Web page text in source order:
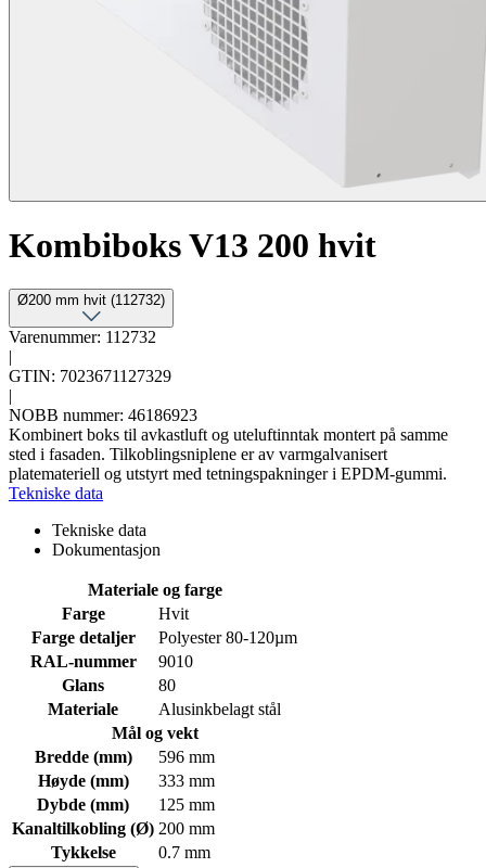
Kombiboks V13 200 hvit
Ø200 mm hvit (112732)
Varenummer: 112732
|
GTIN: 7023671127329
|
NOBB nummer: 46186923
Kombinert boks til avkastluft og uteluftinntak montert på samme
sted i fasaden. Tilkoblingsniplene er av varmgalvanisert
platemateriell og utstyrt med tetningspakninger i EPDM-gummi.
Tekniske data
Tekniske data
Dokumentasjon
Materiale og farge
Farge
Hvit
Farge detaljer
Polyester 80-120µm
RAL-nummer
9010
Glans
80
Materiale
Alusinkbelagt stål
Mål og vekt
Bredde (mm)
596 mm
Høyde (mm)
333 mm
Dybde (mm)
125 mm
Kanaltilkobling (Ø) 200 mm
Tykkelse
0.7 mm